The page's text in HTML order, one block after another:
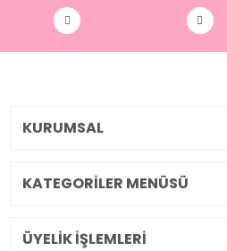
KURUMSAL
KATEGORİLER MENÜSÜ
ÜYELİK İŞLEMLERİ